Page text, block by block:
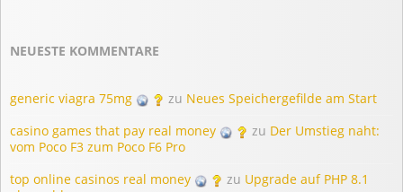
NEUESTE KOMMENTARE
generic viagra 75mg zu Neues Speichergefilde am Start
casino games that pay real money
zu Der Umstieg naht:
vom Poco F3 zum Poco F6 Pro
top online casinos real money
zu Upgrade auf PHP 8.1